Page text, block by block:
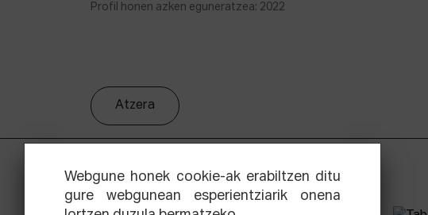
Profil honen azken eguneratzea: 2022
Atzera
Webgune honek cookie-ak erabiltzen ditu
gure webgunean esperientziarik onena